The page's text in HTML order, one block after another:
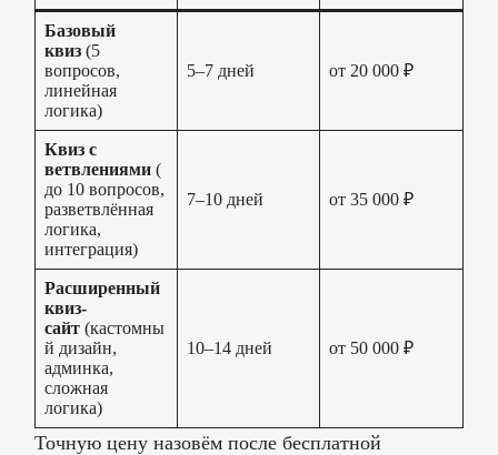
Базовый
квиз(5
вопросов,
линейная
логика)
5–7 дней от 20 000 ₽
Квиз с
ветвлениями(
до 10 вопросов,
разветвлённая
логика,
интеграция)
7–10 дней от 35 000 ₽
Расширенный
квиз-
сайт(кастомны
й дизайн,
админка,
сложная
логика)
10–14 дней от 50 000 ₽
Точную цену назовём после бесплатной